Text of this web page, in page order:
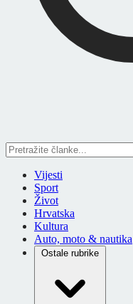
Vijesti
Sport
Život
Hrvatska
Kultura
Auto, moto & nautika
Ostale rubrike